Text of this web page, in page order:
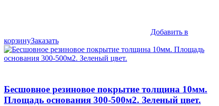
Добавить в
корзинуЗаказать
Бесшовное резиновое покрытие толщина 10мм.
Площадь основания 300-500м2. Зеленый цвет.